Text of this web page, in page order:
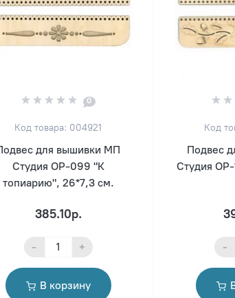
0
Код товара: 004921
для вышивки МП
Студия ОР-099 "К
топиарию", 26*7,3 см.
385.10р.
- +
В корзину
Код
Подвес
Студия
-